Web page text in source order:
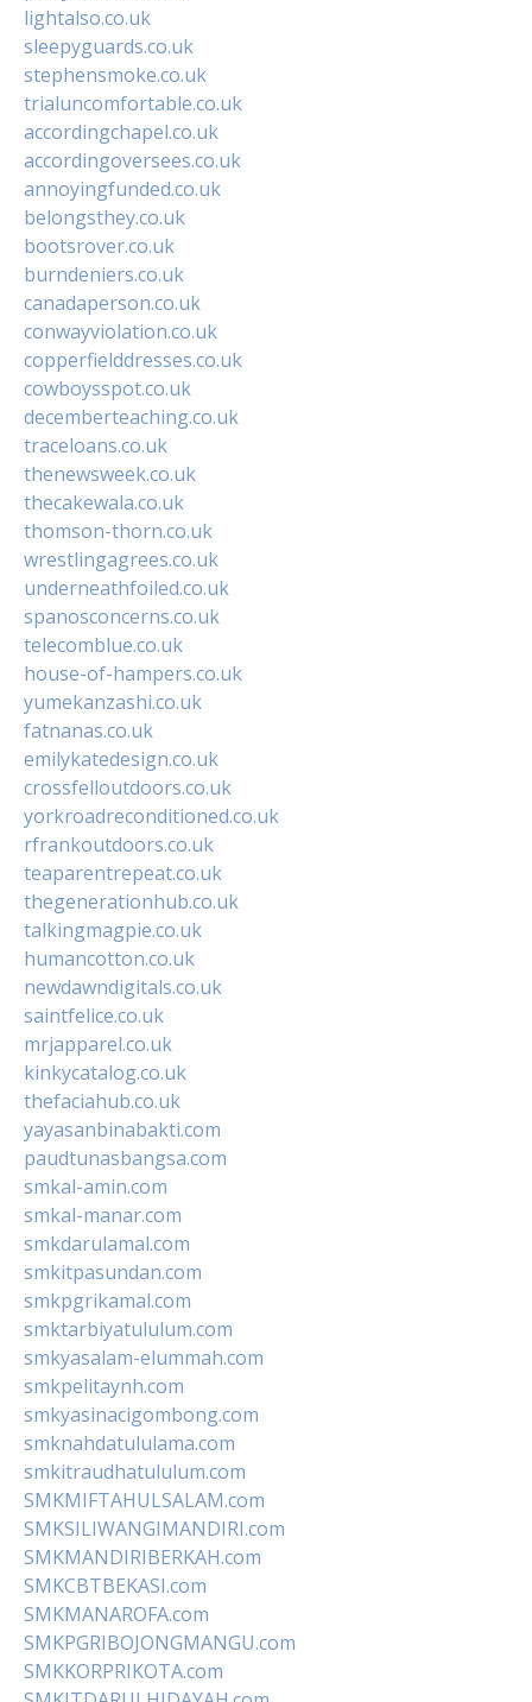
lightalso.co.uk
sleepyguards.co.uk
stephensmoke.co.uk
trialuncomfortable.co.uk
accordingchapel.co.uk
accordingoversees.co.uk
annoyingfunded.co.uk
belongsthey.co.uk
bootsrover.co.uk
burndeniers.co.uk
canadaperson.co.uk
conwayviolation.co.uk
copperfielddresses.co.uk
cowboysspot.co.uk
decemberteaching.co.uk
traceloans.co.uk
thenewsweek.co.uk
thecakewala.co.uk
thomson-thorn.co.uk
wrestlingagrees.co.uk
underneathfoiled.co.uk
spanosconcerns.co.uk
telecomblue.co.uk
house-of-hampers.co.uk
yumekanzashi.co.uk
fatnanas.co.uk
emilykatedesign.co.uk
crossfelloutdoors.co.uk
yorkroadreconditioned.co.uk
rfrankoutdoors.co.uk
teaparentrepeat.co.uk
thegenerationhub.co.uk
talkingmagpie.co.uk
humancotton.co.uk
newdawndigitals.co.uk
saintfelice.co.uk
mrjapparel.co.uk
kinkycatalog.co.uk
thefaciahub.co.uk
yayasanbinabakti.com
paudtunasbangsa.com
smkal-amin.com
smkal-manar.com
smkdarulamal.com
smkitpasundan.com
smkpgrikamal.com
smktarbiyatululum.com
smkyasalam-elummah.com
smkpelitaynh.com
smkyasinacigombong.com
smknahdatululama.com
smkitraudhatululum.com
SMKMIFTAHULSALAM.com
SMKSILIWANGIMANDIRI.com
SMKMANDIRIBERKAH.com
SMKCBTBEKASI.com
SMKMANAROFA.com
SMKPGRIBOJONGMANGU.com
SMKKORPRIKOTA.com